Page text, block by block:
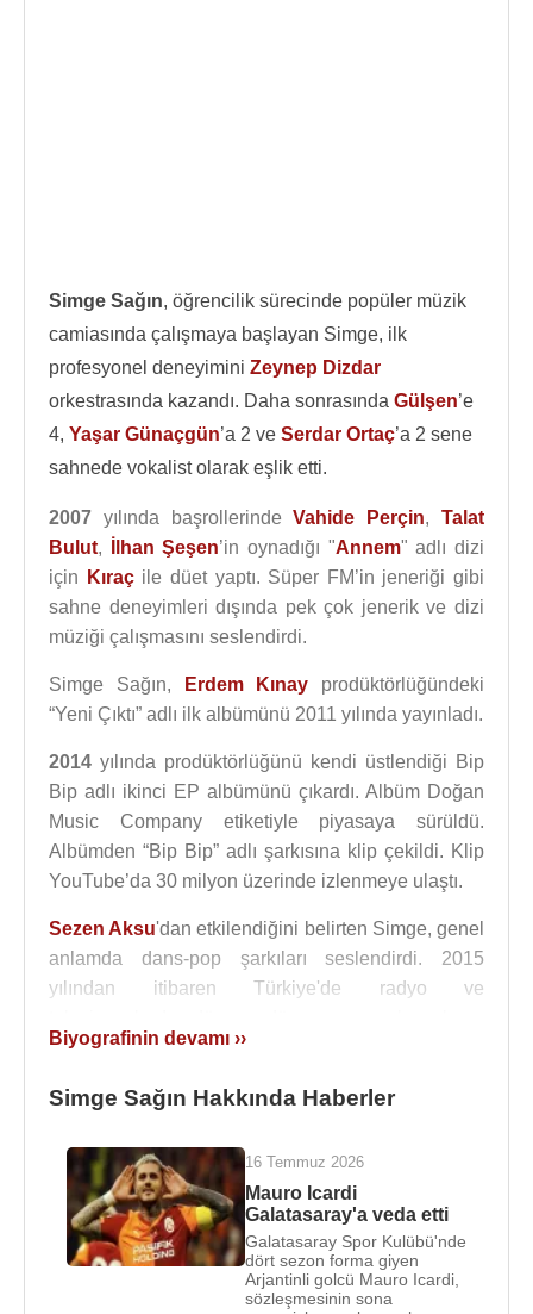
Simge Sağın, öğrencilik sürecinde popüler müzik
camiasında çalışmaya başlayan Simge, ilk
profesyonel deneyimini Zeynep Dizdar
orkestrasında kazandı. Daha sonrasında Gülşen’e
4, Yaşar Günaçgün’a 2 ve Serdar Ortaç’a 2 sene
sahnede vokalist olarak eşlik etti.
2007 yılında başrollerindeVahide Perçin,Talat
Bulut, İlhan Şeşen’in oynadığı "Annem" adlı dizi
için
Kıraçile düet yaptı. Süper FM’in jeneriği gibi
sahne deneyimleri dışında pek çok jenerik ve dizi
müziği çalışmasını seslendirdi.
Simge Sağın, Erdem Kınay prodüktörlüğündeki
“Yeni Çıktı” adlı ilk albümünü 2011 yılında yayınladı.
2014 yılında prodüktörlüğünü kendi üstlendiği Bip
Bip adlı ikinci EP albümünü çıkardı. Albüm Doğan
Music Company etiketiyle piyasaya sürüldü.
Albümden “Bip Bip” adlı şarkısına klip çekildi. Klip
YouTube’da 30 milyon üzerinde izlenmeye ulaştı.
Sezen Aksu'dan etkilendiğini belirten Simge, genel
anlamda dans-pop şarkıları seslendirdi. 2015
yılından itibaren Türkiye'de radyo ve
şarkıcı oldu.
2015yılındaOzan Bayraşaprodüktörlüğünde
sözlerle cover hali olan “Miş Miş” adlı ilk teklisini
çıkardı. Tekli Doğan Music Company etiketiyle
yayımlandı. Şarkı, Türkiye Resmî Listesi’nde 1
numaraya kadar yükselmeyi başardı. 29 Ocak
2016’da ikinci teklisi olan “Yankı”yı yayımladı.
Şarkının söz ve müziğiSezen Aksu,Deniz Erten
Biyografinin devamı ››
Simge Sağın Hakkında Haberler
16 Temmuz 2026
Mauro Icardi
Galatasaray'a veda etti
Galatasaray Spor Kulübü'nde
dört sezon forma giyen
Arjantinli golcü Mauro Icardi,
sözleşmesinin sona